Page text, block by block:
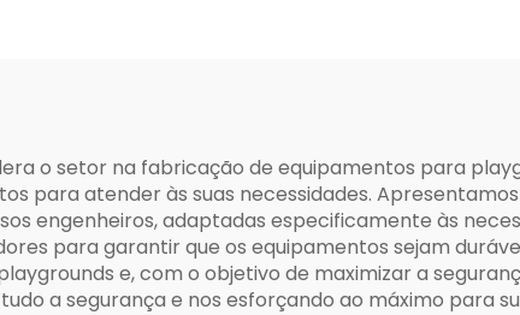
o setor na fabricação de equipamentos para
para atender às suas necessidades.
engenheiros, adaptadas especificamente às
para garantir que os equipamentos sejam
e, com o objetivo de maximizar a
a segurança e nos esforçando ao máximo para